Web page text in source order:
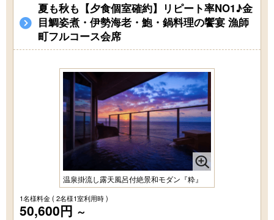
夏も秋も【夕食個室確約】リピート率NO1♪金
目鯛姿煮・伊勢海老・鮑・鍋料理の饗宴 漁師
町フルコース会席
温泉掛流し露天風呂付絶景和モダン『粋』
1名様料金( 2名様1室利用時 )
50,600円 ～